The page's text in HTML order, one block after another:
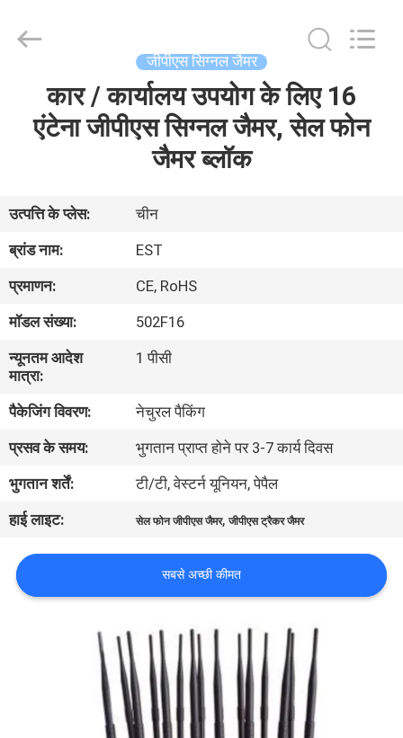
वीडियो
बारे
में
कारखाना
भ्रमण
गुणवत्ता
नियंत्रण
संपर्क
करें
ELECTRONICS(HK)
CO.,LTD.
जीपीएस सिग्नल जैमर
कार / कार्यालय उपयोग के लिए 16
एंटेना जीपीएस सिग्नल जैमर, सेल फोन
जैमर ब्लॉक
उत्पत्ति के प्लेस:
चीन
ब्रांड नाम:
EST
प्रमाणन:
CE, RoHS
मॉडल संख्या:
502F16
न्यूनतम आदेश
मात्रा:
1 पीसी
पैकेजिंग विवरण:
नेचुरल पैकिंग
प्रसव के समय:
भुगतान प्राप्त होने पर 3-7 कार्य दिवस
भुगतान शर्तें:
टी/टी, वेस्टर्न यूनियन, पेपैल
हाई लाइट:
सेल फोन जीपीएस जैमर,जीपीएस ट्रैकर जैमर
सबसे अच्छी कीमत